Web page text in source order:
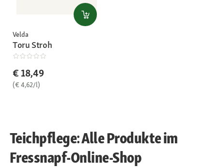
Velda
Toru Stroh
€ 18,49
(€ 4,62/l)
Teichpflege: Alle Produkte im
Fressnapf-Online-Shop